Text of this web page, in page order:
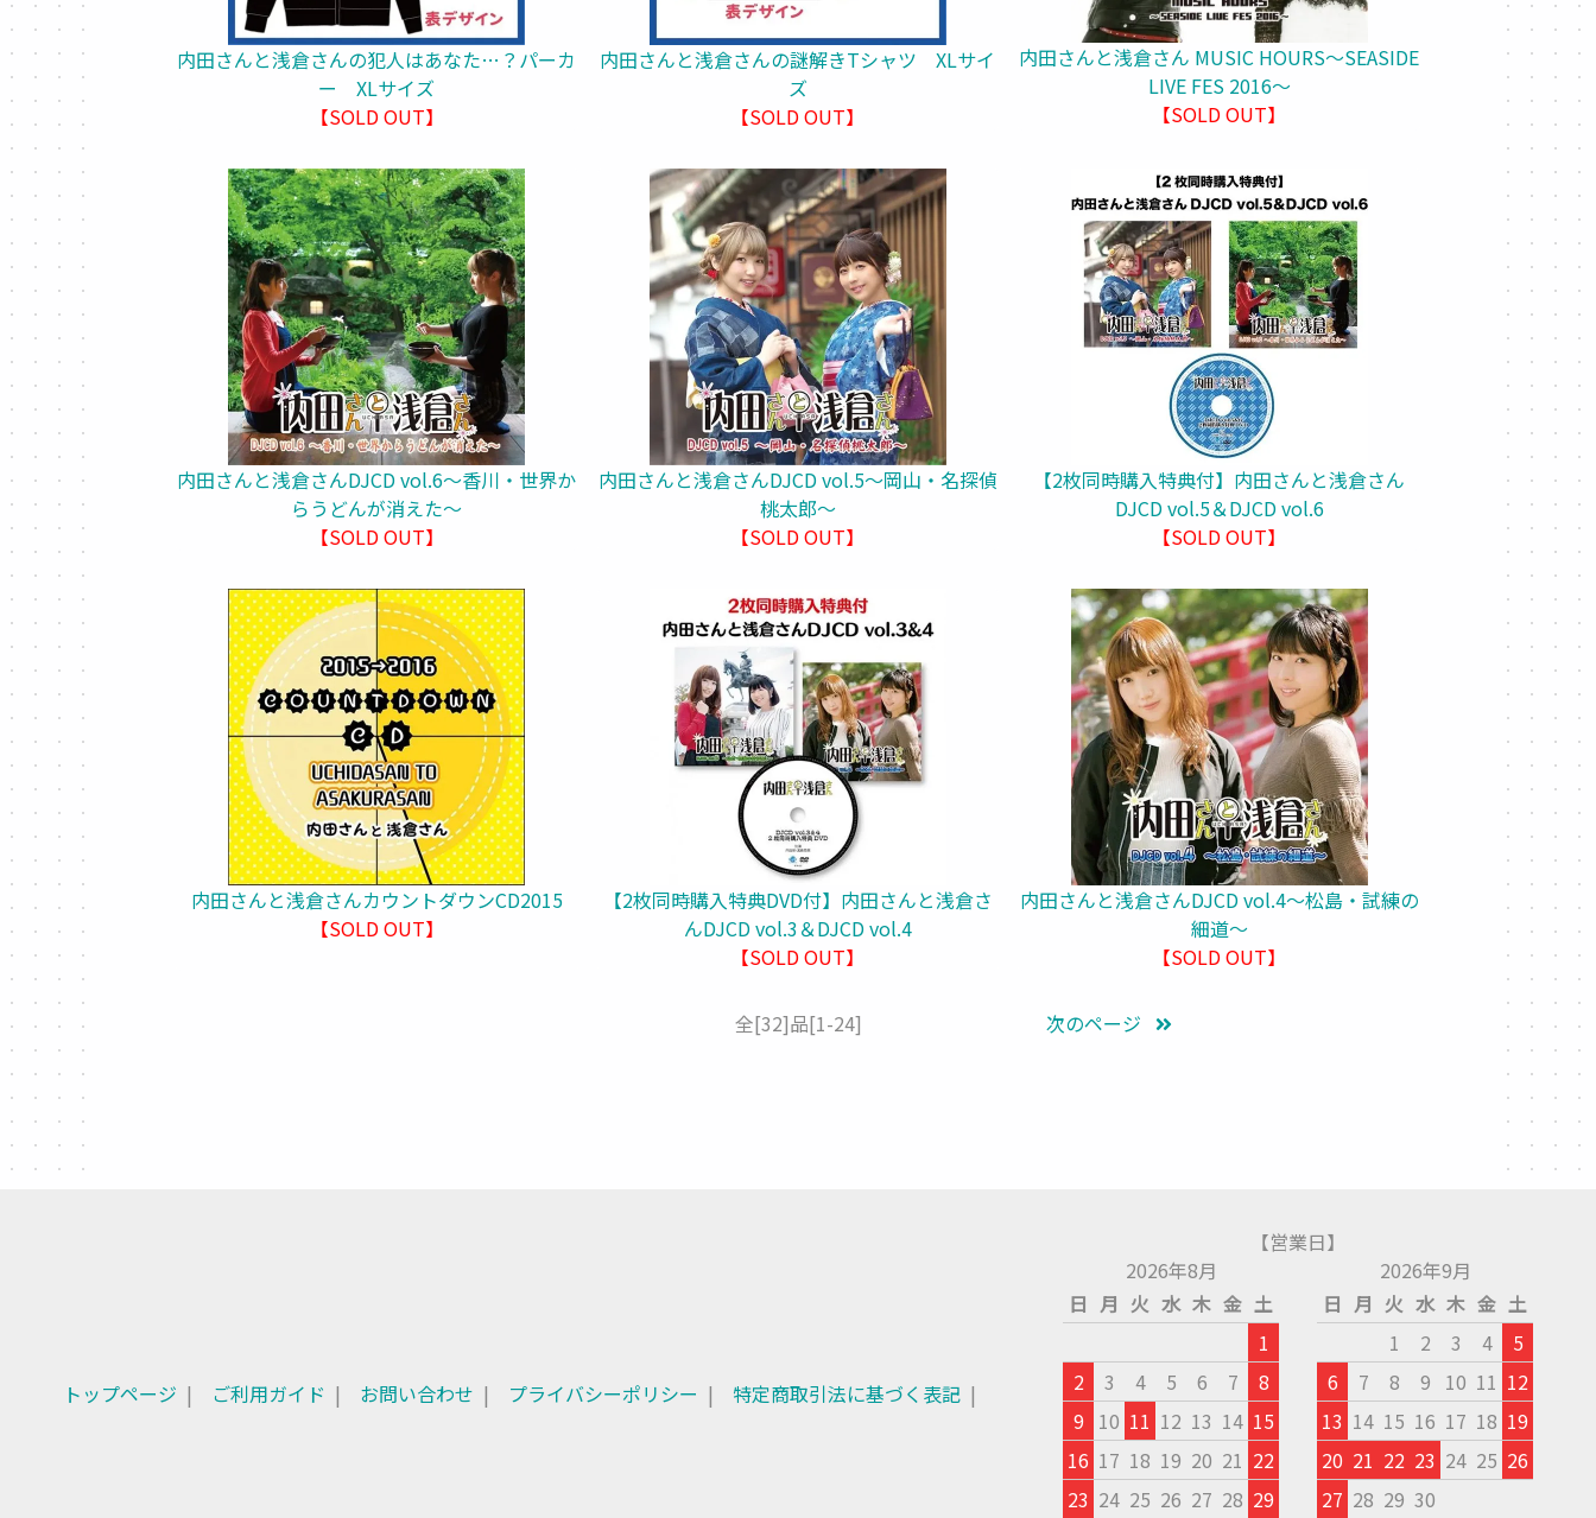
内田さんと浅倉さんの犯人はあなた…？パーカ
ー XLサイズ
【SOLD OUT】
内田さんと浅倉さんの謎解きTシャツ XLサイ
ズ
【SOLD OUT】
内田さんと浅倉さん MUSIC HOURS～SEASIDE
LIVE FES 2016～
【SOLD OUT】
内田さんと浅倉さんDJCD vol.6～香川・世界か
らうどんが消えた～
【SOLD OUT】
内田さんと浅倉さんDJCD vol.5～岡山・名探偵
桃太郎～
【SOLD OUT】
【2枚同時購入特典付】内田さんと浅倉さん
DJCD vol.5＆DJCD vol.6
【SOLD OUT】
内田さんと浅倉さんカウントダウンCD2015
【SOLD OUT】
【2枚同時購入特典DVD付】内田さんと浅倉さ
んDJCD vol.3＆DJCD vol.4
【SOLD OUT】
内田さんと浅倉さんDJCD vol.4～松島・試練の
細道～
【SOLD OUT】
全[32]品[1-24] 次のページ
トップページ ご利用ガイド お問い合わせ プライバシーポリシー 特定商取引法に基づく表記
【営業日】
2026年8月
日 月 火 水 木 金 土
1
2
3 4 5 6 7
8
9 10 11 12 13 14 15
16 17 18 19 20 21 22
23 24 25 26 27 28 29
2026年9月
日 月 火 水 木 金 土
1
2 3 4
5
6
7 8 9 10 11 12
13 14 15 16 17 18 19
20 21 22 23 24 25 26
27 28 29 30